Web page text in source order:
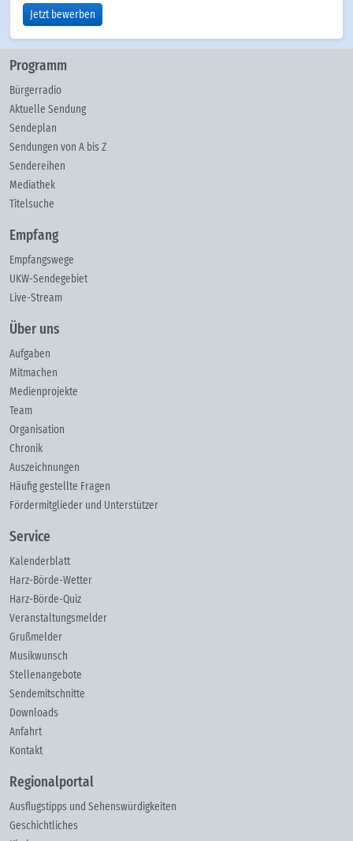
Jetzt bewerben
Programm
Bürgerradio
Aktuelle Sendung
Sendeplan
Sendungen von A bis Z
Sendereihen
Mediathek
Titelsuche
Empfang
Empfangswege
UKW-Sendegebiet
Live-Stream
Über uns
Aufgaben
Mitmachen
Medienprojekte
Team
Organisation
Chronik
Auszeichnungen
Häufig gestellte Fragen
Fördermitglieder und Unterstützer
Service
Kalenderblatt
Harz-Börde-Wetter
Harz-Börde-Quiz
Veranstaltungsmelder
Grußmelder
Musikwunsch
Stellenangebote
Sendemitschnitte
Downloads
Anfahrt
Kontakt
Regionalportal
Ausflugstipps und Sehenswürdigkeiten
Geschichtliches